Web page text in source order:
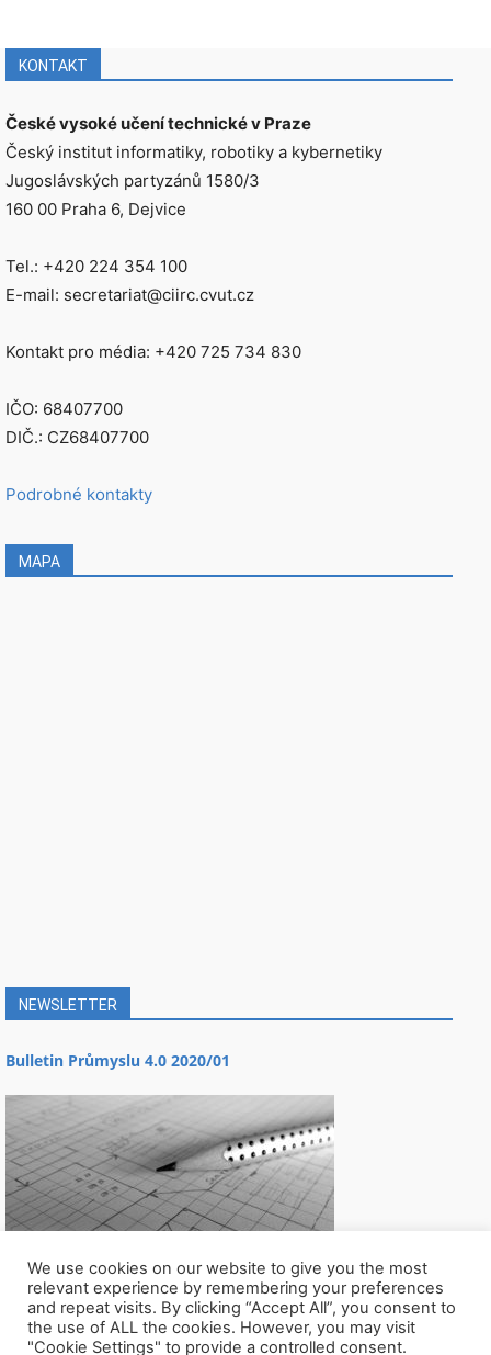
KONTAKT
České vysoké učení technické v Praze
Český institut informatiky, robotiky a kybernetiky
Jugoslávských partyzánů 1580/3
160 00 Praha 6, Dejvice
Tel.: +420 224 354 100
E-mail: secretariat@ciirc.cvut.cz
Kontakt pro média: +420 725 734 830
IČO: 68407700
DIČ.: CZ68407700
Podrobné kontakty
MAPA
NEWSLETTER
Bulletin Průmyslu 4.0 2020/01
We use cookies on our website to give you the most
relevant experience by remembering your preferences
and repeat visits. By clicking “Accept All”, you consent to
the use of ALL the cookies. However, you may visit
"Cookie Settings" to provide a controlled consent.